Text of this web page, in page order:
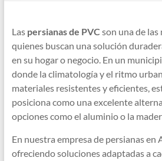
Las persianas de PVC son una de
quienes buscan una solución
en su hogar o negocio. En un
donde la climatología y el ritmo
materiales resistentes y eficientes,
posiciona como una excelente
opciones como el aluminio o la
En nuestra empresa de persianas en
ofreciendo soluciones adaptadas a